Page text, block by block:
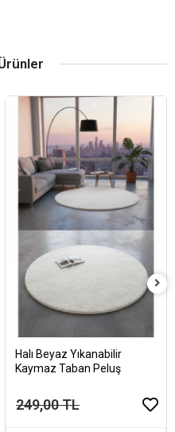
Halı Beyaz Yıkanabilir
Kaymaz Taban Peluş
249,00 TL